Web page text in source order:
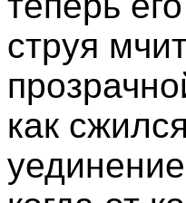
струя
как